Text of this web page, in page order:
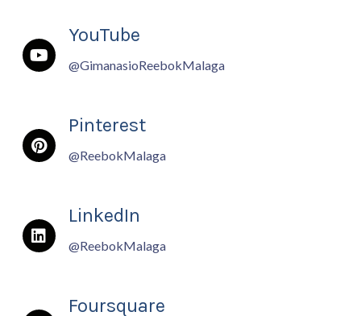
YouTube
@GimanasioReebokMalaga
Pinterest
@ReebokMalaga
LinkedIn
@ReebokMalaga
Foursquare